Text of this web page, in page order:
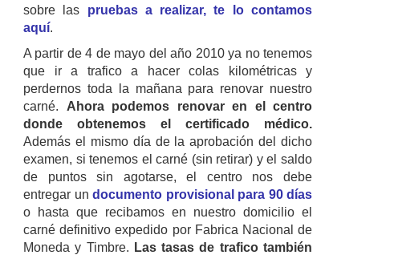
sobre las pruebas a realizar, te lo contamos
aquí.
A partir de 4 de mayo del año 2010 ya no tenemos
que ir a trafico a hacer colas kilométricas y
perdernos toda la mañana para renovar nuestro
carné. Ahora podemos renovar en el centro
donde obtenemos el certificado médico.
Además el mismo día de la aprobación del dicho
examen, si tenemos el carné (sin retirar) y el saldo
de puntos sin agotarse, el centro nos debe
entregar un documento provisional para 90 días
o hasta que recibamos en nuestro domicilio el
carné definitivo expedido por Fabrica Nacional de
Moneda y Timbre. Las tasas de trafico también